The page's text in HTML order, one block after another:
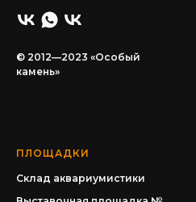
© 2012—2023 «Особый
камень»
ПЛОЩАДКИ
Склад аквариумистики